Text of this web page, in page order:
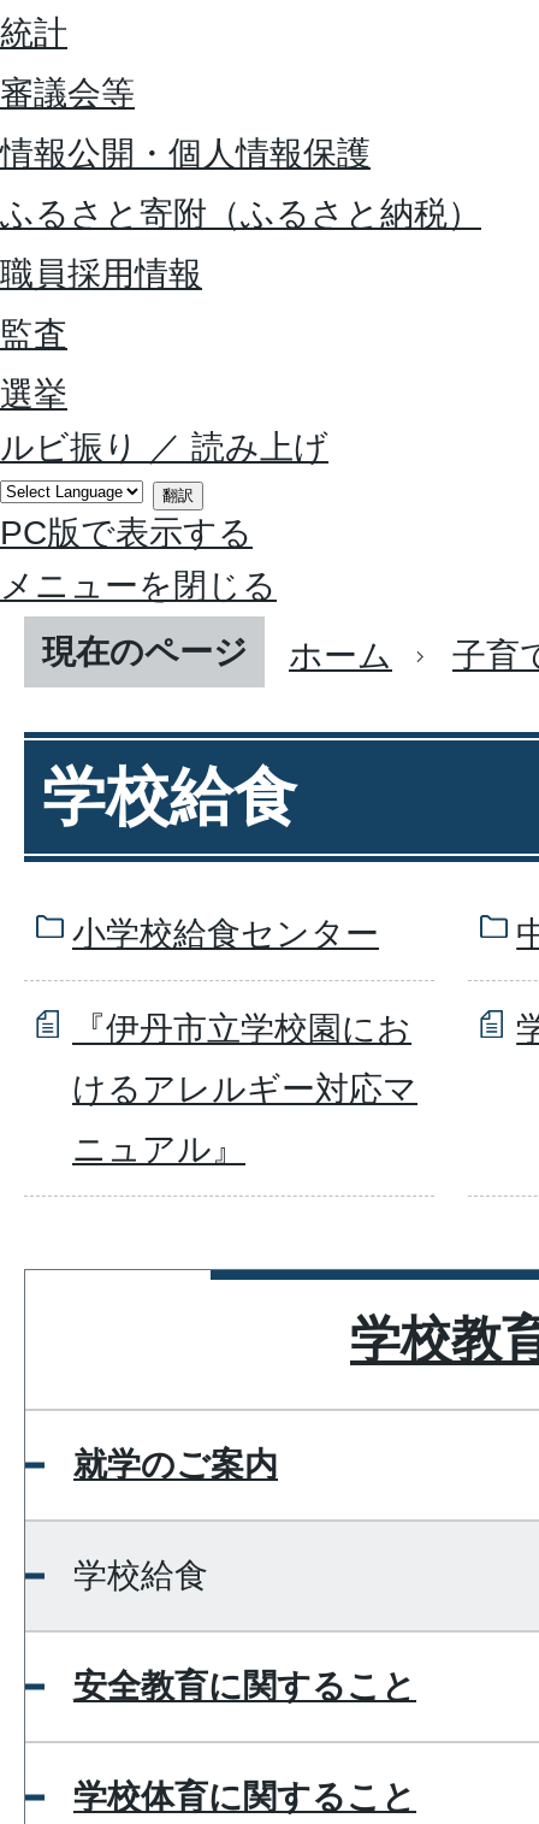
統計
審議会等
情報公開・個人情報保護
ふるさと寄附（ふるさと納税）
職員採用情報
監査
選挙
ルビ振り
／ 読み上げ
翻訳
PC版で表示する
メニューを閉じる
現在のページ
ホーム 子育
学校給食
小学校給食センター
『伊丹市立学校園にお
けるアレルギー対応マ
ニュアル』
学校教
就学のご案内
学校給食
安全教育に関すること
学校体育に関すること